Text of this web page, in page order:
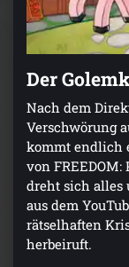
Der
Nach dem
Verschwörung
kommt endlich
von
dreht sich alles
aus dem
rätselhaften
herbeiruft.